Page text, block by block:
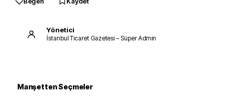
Yönetici
İstanbul Ticaret Gazetesi – Süper Admin
Manşetten Seçmeler